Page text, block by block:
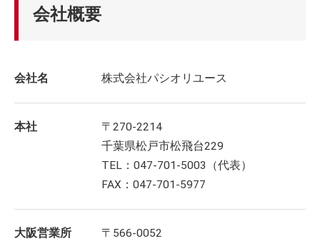
会社概要
会社名 株式会社パシオリユース
本社
〒270-2214
千葉県松戸市松飛台229
TEL：047-701-5003（代表）
FAX：047-701-5977
大阪営業所
〒566-0052